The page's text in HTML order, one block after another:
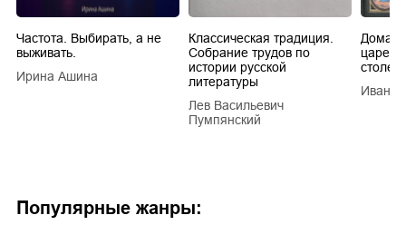
Популярные жанры:
Частота. Выбирать, а не
выживать.
Ирина Ашина
Классическая традиция.
Собрание трудов по
истории русской
литературы
Лев Васильевич
Пумпянский
царей
Иван